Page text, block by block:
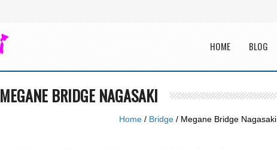
Main menu
HOME BLOG
MEGANE BRIDGE NAGASAKI
Home/ Bridge / Megane Bridge Nagasaki